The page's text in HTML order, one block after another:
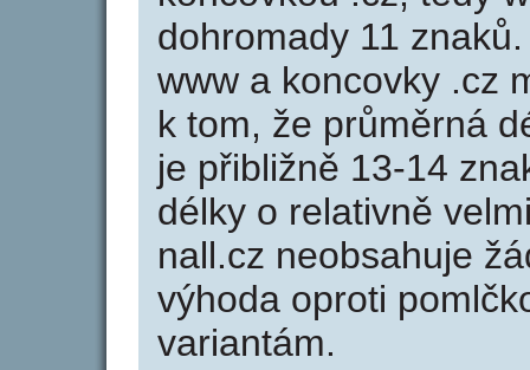
dohromady 11
www a koncovky .cz
k tom, že průměrná
je přibližně 13-14
délky o relativně
nall.cz neobsahuje
výhoda oproti
variantám.